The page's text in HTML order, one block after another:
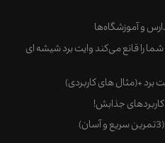
و آموزشگاه‌ها
شیشه ای! 15 دلیلی که شما را قانع می‌کند وایت برد شیشه ای
برد +(مثال های کاربردی)
جذابش!